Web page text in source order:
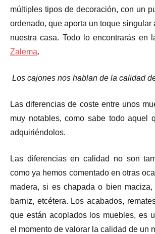
múltiples tipos de decoración, con un
ordenado, que aporta un toque singular
nuestra casa. Todo lo encontrarás en
Zalema.
Los cajones nos hablan de la calidad
Las diferencias de coste entre unos
muy notables, como sabe todo aquel
adquiriéndolos.
Las diferencias en calidad no son
como ya hemos comentado en otras
madera, si es chapada o bien
barniz, etcétera. Los acabados,
que están acoplados los muebles, es
el momento de valorar la calidad de un